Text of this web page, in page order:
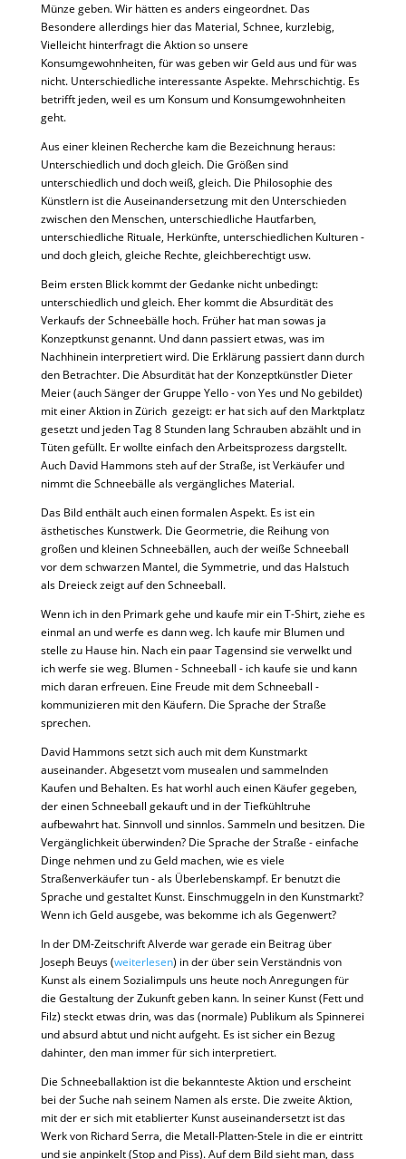
Münze geben. Wir hätten es anders eingeordnet. Das
Besondere allerdings hier das Material, Schnee, kurzlebig,
Vielleicht hinterfragt die Aktion so unsere
Konsumgewohnheiten, für was geben wir Geld aus und für was
nicht. Unterschiedliche interessante Aspekte. Mehrschichtig. Es
betrifft jeden, weil es um Konsum und Konsumgewohnheiten
geht.
Aus einer kleinen Recherche kam die Bezeichnung heraus:
Unterschiedlich und doch gleich. Die Größen sind
unterschiedlich und doch weiß, gleich. Die Philosophie des
Künstlern ist die Auseinandersetzung mit den Unterschieden
zwischen den Menschen, unterschiedliche Hautfarben,
unterschiedliche Rituale, Herkünfte, unterschiedlichen Kulturen -
und doch gleich, gleiche Rechte, gleichberechtigt usw.
Beim ersten Blick kommt der Gedanke nicht unbedingt:
unterschiedlich und gleich. Eher kommt die Absurdität des
Verkaufs der Schneebälle hoch. Früher hat man sowas ja
Konzeptkunst genannt. Und dann passiert etwas, was im
Nachhinein interpretiert wird. Die Erklärung passiert dann durch
den Betrachter. Die Absurdität hat der Konzeptkünstler Dieter
Meier (auch Sänger der Gruppe Yello - von Yes und No gebildet)
mit einer Aktion in Zürich gezeigt: er hat sich auf den Marktplatz
gesetzt und jeden Tag 8 Stunden lang Schrauben abzählt und in
Tüten gefüllt. Er wollte einfach den Arbeitsprozess dargstellt.
Auch David Hammons steh auf der Straße, ist Verkäufer und
nimmt die Schneebälle als vergängliches Material.
Das Bild enthält auch einen formalen Aspekt. Es ist ein
ästhetisches Kunstwerk. Die Geormetrie, die Reihung von
großen und kleinen Schneebällen, auch der weiße Schneeball
vor dem schwarzen Mantel, die Symmetrie, und das Halstuch
als Dreieck zeigt auf den Schneeball.
Wenn ich in den Primark gehe und kaufe mir ein T-Shirt, ziehe es
einmal an und werfe es dann weg. Ich kaufe mir Blumen und
stelle zu Hause hin. Nach ein paar Tagensind sie verwelkt und
ich werfe sie weg. Blumen - Schneeball - ich kaufe sie und kann
mich daran erfreuen. Eine Freude mit dem Schneeball -
kommunizieren mit den Käufern. Die Sprache der Straße
sprechen.
David Hammons setzt sich auch mit dem Kunstmarkt
auseinander. Abgesetzt vom musealen und sammelnden
Kaufen und Behalten. Es hat worhl auch einen Käufer gegeben,
der einen Schneeball gekauft und in der Tiefkühltruhe
aufbewahrt hat. Sinnvoll und sinnlos. Sammeln und besitzen. Die
Vergänglichkeit überwinden? Die Sprache der Straße - einfache
Dinge nehmen und zu Geld machen, wie es viele
Straßenverkäufer tun - als Überlebenskampf. Er benutzt die
Sprache und gestaltet Kunst. Einschmuggeln in den Kunstmarkt?
Wenn ich Geld ausgebe, was bekomme ich als Gegenwert?
In der DM-Zeitschrift Alverde war gerade ein Beitrag über
Joseph Beuys (weiterlesen) in der über sein Verständnis von
Kunst als einem Sozialimpuls uns heute noch Anregungen für
die Gestaltung der Zukunft geben kann. In seiner Kunst (Fett und
Filz) steckt etwas drin, was das (normale) Publikum als Spinnerei
und absurd abtut und nicht aufgeht. Es ist sicher ein Bezug
dahinter, den man immer für sich interpretiert.
Die Schneeballaktion ist die bekannteste Aktion und erscheint
bei der Suche nah seinem Namen als erste. Die zweite Aktion,
mit der er sich mit etablierter Kunst auseinandersetzt ist das
Werk von Richard Serra, die Metall-Platten-Stele in die er eintritt
und sie anpinkelt (Stop and Piss). Auf dem Bild sieht man, dass